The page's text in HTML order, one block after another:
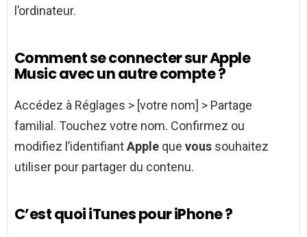
l’ordinateur.
Comment se connecter sur Apple
Music avec un autre compte ?
Accédez à Réglages > [votre nom] > Partage
familial. Touchez votre nom. Confirmez ou
modifiez l’identifiantApple que vous souhaitez
utiliser pour partager du contenu.
C’est quoi iTunes pour iPhone ?